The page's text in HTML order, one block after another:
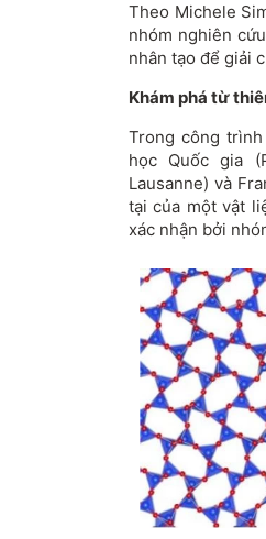
Theo Michele
nhóm nghiên
nhân tạo để giải
Khám phá từ
Trong công
học Quốc gia
Lausanne) và
tại của một vật
xác nhận bởi